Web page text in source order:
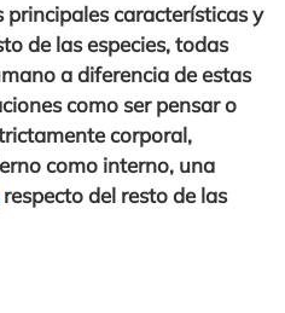
principales características y
de las especies, todas
a diferencia de estas
como ser pensar o
corporal,
como interno, una
respecto del resto de las